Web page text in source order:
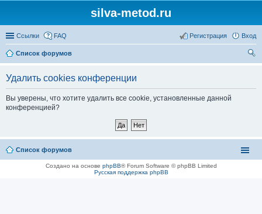
silva-metod.ru
Ссылки FAQ Вход
Регистрация
Список форумов
Удалить cookies конференции
Вы уверены, что хотите удалить все cookie, установленные данной
конференцией?
Список форумов
Создано на основе phpBB® Forum Software © phpBB Limited
Русская поддержка phpBB